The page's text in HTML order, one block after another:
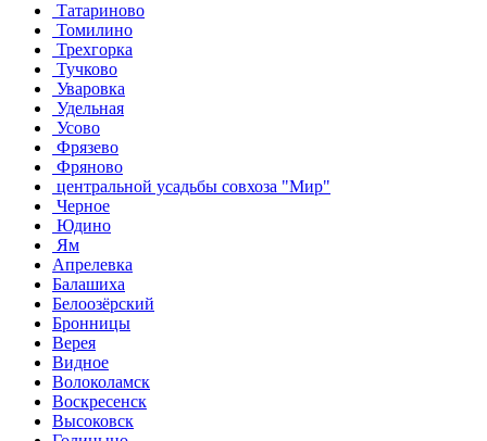
Татариново
Томилино
Трехгорка
Тучково
Уваровка
Удельная
Усово
Фрязево
Фряново
центральной усадьбы совхоза "Мир"
Черное
Юдино
Ям
Апрелевка
Балашиха
Белоозёрский
Бронницы
Верея
Видное
Волоколамск
Воскресенск
Высоковск